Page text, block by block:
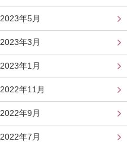
2023年5月
2023年3月
2023年1月
2022年11月
2022年9月
2022年7月